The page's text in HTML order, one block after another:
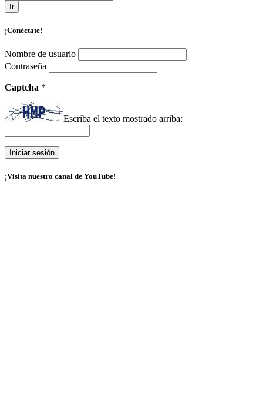
Ir
¡Conéctate!
Nombre de usuario
Contraseña
Captcha *
Escriba el texto mostrado arriba:
¡Visita nuestro canal de YouTube!